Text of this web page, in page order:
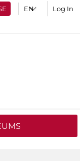
Log In